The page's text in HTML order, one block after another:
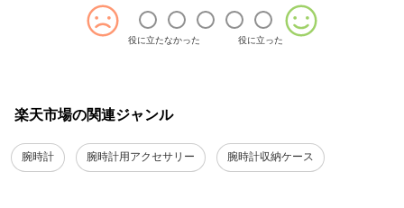
役に立たなかった 役に立った
楽天市場の関連ジャンル
腕時計 腕時計用アクセサリー 腕時計収納ケース